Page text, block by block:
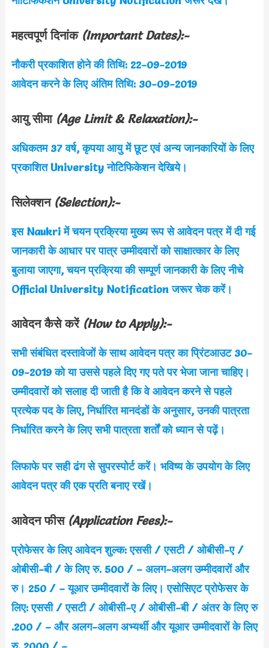
महत्वपूर्ण दिनांक(Important Dates):-
नौकरी प्रकाशित होने की तिथि: 22-09-2019
आवेदन करने के लिए अंतिम तिथि: 30-09-2019
आयु सीमा(Age Limit & Relaxation):-
अधिकतम 37 वर्ष, कृपया आयु में छूट एवं अन्य जानकारियों के लिए
प्रकाशित University नोटिफिकेशन देखिये।
सिलेक्शन (Selection):-
इस Naukri में चयन प्रक्रिया मुख्य रूप से आवेदन पत्र में दी गई
जानकारी के आधार पर पात्र उम्मीदवारों को साक्षात्कार के लिए
बुलाया जाएगा, चयन प्रक्रिया की सम्पूर्ण जानकारी के लिए नीचे
Official University Notification जरूर चेक करें।
आवेदन कैसे करें(How to Apply):-
सभी संबंधित दस्तावेजों के साथ आवेदन पत्र का प्रिंटआउट 30-
09-2019 को या उससे पहले दिए गए पते पर भेजा जाना चाहिए।
उम्मीदवारों को सलाह दी जाती है कि वे आवेदन करने से पहले
प्रत्येक पद के लिए, निर्धारित मानदंडों के अनुसार, उनकी पात्रता
निर्धारित करने के लिए सभी पात्रता शर्तों को ध्यान से पढ़ें।
लिफाफे पर सही ढंग से सुपरस्पोर्ट करें। भविष्य के उपयोग के लिए
आवेदन पत्र की एक प्रति बनाए रखें।
आवेदन फीस (Application Fees):-
प्रोफेसर के लिए आवेदन शुल्क: एससी / एसटी / ओबीसी-ए /
ओबीसी-बी / के लिए रु. 500 / – अलग-अलग उम्मीदवारों और
रु। 250 / – यूआर उम्मीदवारों के लिए। एसोसिएट प्रोफेसर के
लिए: एससी / एसटी / ओबीसी-ए / ओबीसी-बी / अंतर के लिए रु
.200 / – और अलग-अलग अभ्यर्थी और यूआर उम्मीदवारों के लिए